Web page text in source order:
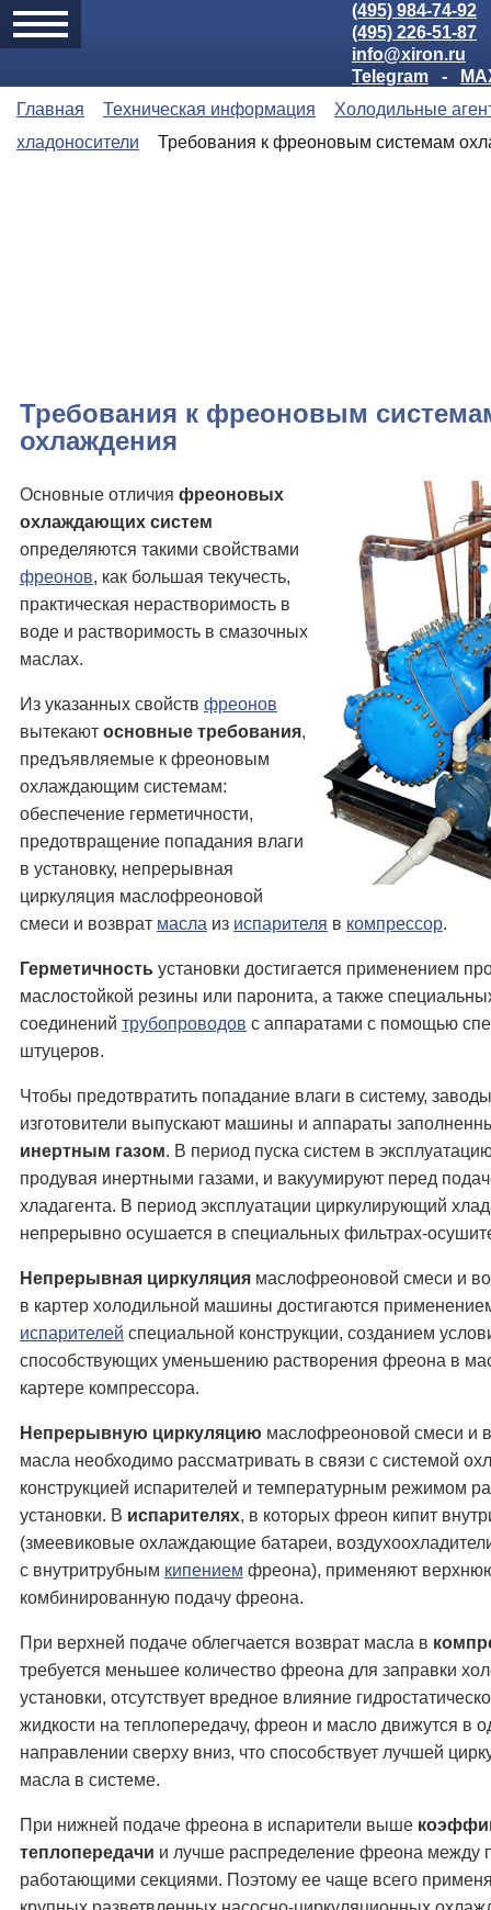
(495) 984-74-92
(495) 226-51-87
info@xiron.ru
Telegram
-
Главная
Техническая информация
Холодильные
хладоносители
Требования к фреоновым системам
Требования к фреоновым
охлаждения
Основные отличия фреоновых
охлаждающих систем
определяются такими свойствами
фреонов, как большая текучесть,
практическая нерастворимость в
воде и растворимость в смазочных
маслах.
Из указанных свойств фреонов
вытекают основные требования,
предъявляемые к фреоновым
охлаждающим системам:
обеспечение герметичности,
предотвращение попадания влаги
в установку, непрерывная
циркуляция маслофреоновой
смеси и возврат масла из испарителя в компрессор.
Герметичность установки достигается применением
маслостойкой резины или паронита, а также
соединений трубопроводов с аппаратами с помощью
штуцеров.
Чтобы предотвратить попадание влаги в систему,
изготовители выпускают машины и аппараты
инертным газом. В период пуска систем в
продувая инертными газами, и вакуумируют перед
хладагента. В период эксплуатации циркулирующий
непрерывно осушается в специальных фильтрах-
Непрерывная циркуляция маслофреоновой смеси и
в картер холодильной машины достигаются
испарителей специальной конструкции, созданием
способствующих уменьшению растворения фреона в
картере компрессора.
Непрерывную циркуляцию маслофреоновой смеси и
масла необходимо рассматривать в связи с системой
конструкцией испарителей и температурным режимом
установки. В испарителях, в которых фреон кипит
(змеевиковые охлаждающие батареи,
с внутритрубным кипением фреона), применяют
комбинированную подачу фреона.
При верхней подаче облегчается возврат масла в
требуется меньшее количество фреона для заправки
установки, отсутствует вредное влияние
жидкости на теплопередачу, фреон и масло движутся в
направлении сверху вниз, что способствует лучшей
масла в системе.
При нижней подаче фреона в испарители выше
теплопередачи и лучше распределение фреона между
работающими секциями. Поэтому ее чаще всего